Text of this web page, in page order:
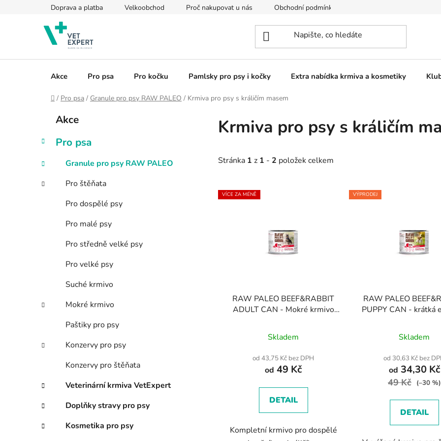
Doprava a platba Velkoobchod Proč nakupovat u nás Obchodní podmínky
Akce Pro psa Pro kočku Pamlsky pro psy i kočky Extra nabídka krmiva a kosmetiky
Domů
/ Pro psa / Granule pro psy RAW PALEO / Krmiva pro psy s králičím masem
s
r
a
n
Přeskočit
kategorie
e
o
i
Akce
Pro psa
Granule pro psy RAW PALEO
Pro štěňata
Pro dospělé psy
Pro malé psy
Pro středně velké psy
Pro velké psy
Suché krmivo
Mokré krmivo
Paštiky pro psy
Konzervy pro psy
Konzervy pro štěňata
Veterinární krmiva VetExpert
Doplňky stravy pro psy
Kosmetika pro psy
Krmiva pro psy s králičím
Stránka 1 z 1 - 2 položek celkem
V
ý
VÍCE ZA MÉNĚ
RAW PALEO BEEF&RABBIT
ADULT CAN - Mokré krmivo
hodnocení
produktu
je
z
Skladem
od 43,75 Kč bez DPH
od 49 Kč
DETAIL
Kompletní krmivo pro dospělé
VÝPRODEJ
RAW PALEO
PUPPY CAN - krátká
je
5,0
5
Skladem
od 30,63 Kč bez
od 34,30 Kč
49 Kč (–30 %)
DETAIL